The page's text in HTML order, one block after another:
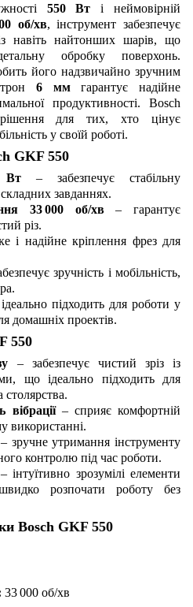
550 Вт і неймовірній
об/хв, інструмент забезпечує
навіть найтонших шарів, що
обробку поверхонь.
його надзвичайно зручним
6 ммгарантує надійне
продуктивності. Bosch
для тих, хто цінує
у своїй роботі.
GKF 550
Вт – забезпечує стабільну
завданнях.
33 000 об/хв– гарантує
різ.
і надійне кріплення фрез для
зручність і мобільність,
підходить для роботи у
домашніх проектів.
550
– забезпечує чистий зріз із
що ідеально підходить для
столярства.
вібрації– сприяє комфортній
використанні.
зручне утримання інструменту
контролю під час роботи.
– інтуїтивно зрозумілі елементи
розпочати роботу без
Bosch GKF 550
33 000 об/хв